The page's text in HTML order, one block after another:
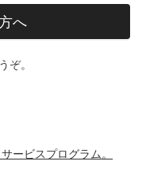
へ
ぞ。
ービスプログラム。